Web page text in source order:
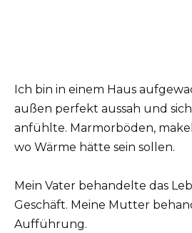
Ich bin in einem Haus
außen perfekt aussah und
anfühlte. Marmorböden,
wo Wärme hätte sein sollen.
Mein Vater behandelte das
Geschäft. Meine Mutter
Aufführung.